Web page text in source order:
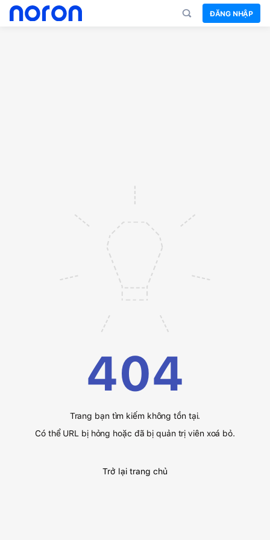
ĐĂNG NHẬP
404
Trang bạn tìm kiếm không tồn tại.
Có thể URL bị hỏng hoặc đã bị quản trị viên xoá bỏ.
Trở lại trang chủ